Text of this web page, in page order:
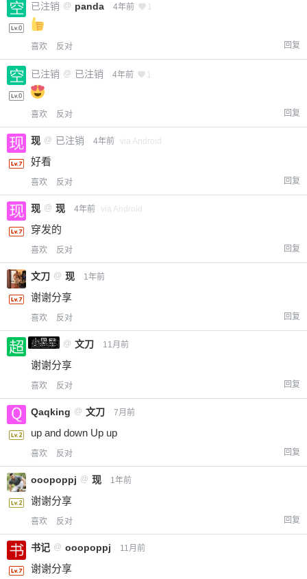
已注销 @ panda 4年前 1
喜欢 反对 回复
已注销 @ 已注销 4年前 1
喜欢 反对 回复
现 @ 已注销 4年前 via Android
好看
喜欢 反对 回复
现 @ 现 4年前 via Android
穿发的
喜欢 反对 回复
文刀 @ 现 1年前
谢谢分享
喜欢 反对 回复
小黑屋
超凶的 @ 文刀 11月前
谢谢分享
喜欢 反对 回复
Qaqking @ 文刀 7月前
up and down Up up
喜欢 反对 回复
ooopoppj @ 现 1年前
谢谢分享
喜欢 反对 回复
书记 @ ooopoppj 11月前
谢谢分享